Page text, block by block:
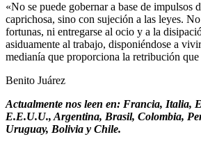
«No se puede gobernar a base de impulsos
caprichosa, sino con sujeción a las leyes.
fortunas, ni entregarse al ocio y a la
asiduamente al trabajo, disponiéndose a
medianía que proporciona la retribución que
Benito Juárez
Actualmente nos leen en: Francia, Italia,
E.E.U.U., Argentina, Brasil, Colombia,
Uruguay, Bolivia y Chile.